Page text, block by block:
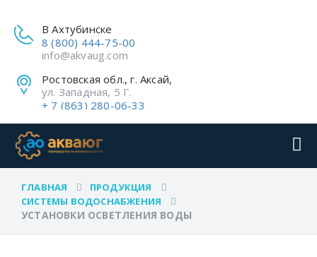
В Ахтубинске
8 (800) 444-75-00
info@akvaug.com
Ростовская обл., г. Аксай,
ул. Западная, 5 Г.
+ 7 (863) 280-06-33
ГЛАВНАЯ
ПРОДУКЦИЯ
СИСТЕМЫ ВОДОСНАБЖЕНИЯ
УСТАНОВКИ ОСВЕТЛЕНИЯ ВОДЫ